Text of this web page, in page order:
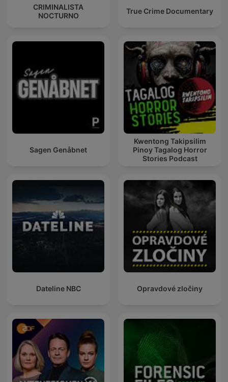
CRIMINALISTA
NOCTURNO
True Crime Documentary
Sagen Genåbnet
Kwentong Takipsilim
Pinoy Tagalog Horror
Stories Podcast
Dateline NBC Opravdové zločiny